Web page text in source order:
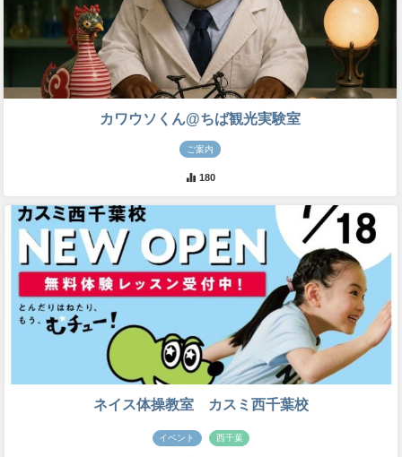
カワウソくん@ちば観光実験室
ご案内
180
ネイス体操教室 カスミ西千葉校
イベント 西千葉